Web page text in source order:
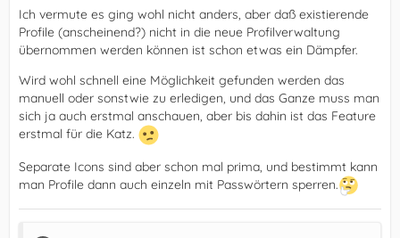
Ich vermute es ging wohl nicht anders, aber daß existierende
Profile (anscheinend?) nicht in die neue Profilverwaltung
übernommen werden können ist schon etwas ein Dämpfer.
Wird wohl schnell eine Möglichkeit gefunden werden das
manuell oder sonstwie zu erledigen, und das Ganze muss man
sich ja auch erstmal anschauen, aber bis dahin ist das Feature
erstmal für die Katz.
Separate Icons sind aber schon mal prima, und bestimmt kann
man Profile dann auch einzeln mit Passwörtern sperren.